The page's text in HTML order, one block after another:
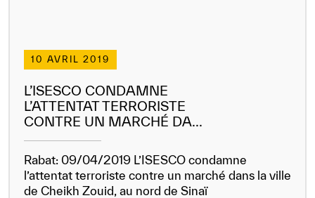
Soutien et dons
©Copyright ICESCO. Tous droits réservés.
Politique et procédure concernant l’IA
PPSSI
10 AVRIL 2019
L’ISESCO CONDAMNE
L’ATTENTAT TERRORISTE
CONTRE UN MARCHÉ DA...
Rabat: 09/04/2019 L’ISESCO condamne
l’attentat terroriste contre un marché dans la ville
de Cheikh Zouid, au nord de Sinaï